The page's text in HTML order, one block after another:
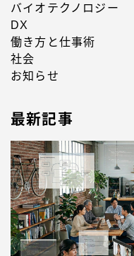
バイオテクノロジー
DX
働き方と仕事術
社会
お知らせ
最新記事